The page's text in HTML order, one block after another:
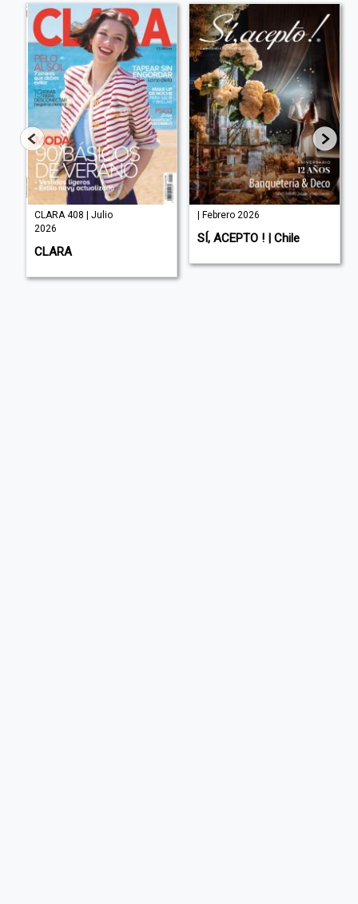
CLARA 408 | Julio
2026
CLARA
| Febrero 2026
SÍ, ACEPTO ! | Chile